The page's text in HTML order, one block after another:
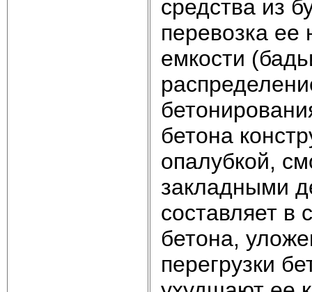
средства из
перевозка ее
емкости
бетона
опалубкой,
закладными
составляет в
бетона,
перегрузки